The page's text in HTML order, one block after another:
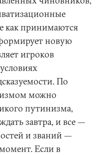
как принимаются
новую
игроков
По
можно
путинизма,
завтра, и все —
и званий —
Если в